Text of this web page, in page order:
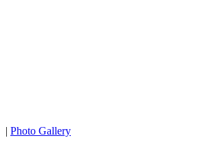
| Photo Gallery